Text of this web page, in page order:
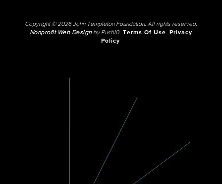
Copyright © 2026 John Templeton Foundation. All rights reserved.
Nonprofit Web Designby Push10. Terms Of Use
Privacy
Policy